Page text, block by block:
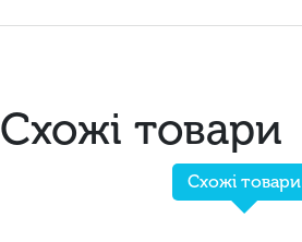
Схожі товари
Схожі товари